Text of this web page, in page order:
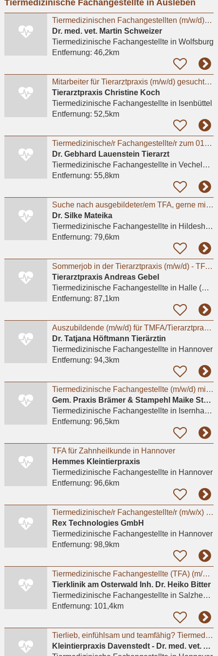
eingeben
Tiermedizinische Fachangestellte in Ausleben
Tiermedizinischen Fachangestellten (m/w/d) in unserer Kleintierarztpraxis in Fallersleben
Dr. med. vet. Martin Schweizer
Tiermedizinische Fachangestelltein Wolfsburg
Entfernung: 46,2km
Mitarbeiter für Tierarztpraxis (m/w/d) gesucht– flexible Arbeitszeiten, moderne Praxis
Tierarztpraxis Christine Koch
Tiermedizinische Fachangestelltein Isenbüttel
Entfernung: 52,5km
Tiermedizinische/r Fachangestellte/r zum 01.08.2026
Dr. Gebhard Lauenstein Tierarzt
Tiermedizinische Fachangestelltein Vechelde, Bodenstedt
Entfernung: 55,8km
Suche nach ausgebildeter/em TFA, gerne mit ZusatzqualifikationTierphysiotherapie
Dr. Silke Mateika
Tiermedizinische Fachangestelltein Hildesheim
Entfernung: 79,6km
Sommerjob in der Tierarztpraxis (m/w/d) - TFA oder Studierende Tiermedizin
Tierarztpraxis Andreas Gebel
Tiermedizinische Fachangestelltein Halle (Saale)
Entfernung: 87,1km
Auszubildende (m/w/d) für TMFA/Tierarztpraxis in Hannover gesucht
Dr. Tatjana Höftmann Tierärztin
Tiermedizinische Fachangestelltein Hannover
Entfernung: 94,3km
Tiermedizinische Fachangestellte (m/w/d) mit Leidenschaft für Kleintiere gesucht
Gem. Praxis Brämer & Stampehl Maike Stampehl Tierarztpraxis
Tiermedizinische Fachangestelltein Isernhagen, Farster Bauerschaft
Entfernung: 96,5km
TFA für Zahnheilkunde in Hannover
Hemmes Kleintierpraxis
Tiermedizinische Fachangestelltein Hannover
Entfernung: 96,6km
Tiermedizinische/r Fachangestellte/r (m/w/x) - Standort Hannover
Rex Technologies GmbH
Tiermedizinische Fachangestelltein Hannover
Entfernung: 98,9km
Tiermedizinische Fachangestellte (TFA) (m/w/d)
Tierklinik am Osterwald Inh. Dr. Heiko Bitter
Tiermedizinische Fachangestelltein Salzhemmendorf, Oldendorf
Entfernung: 101,4km
Tierlieb, einfühlsam und teamfähig? Tiermedizinische Fachangestellte(m/w/d), Tierpfleger*in
Kleintierpraxis Davenstedt - Dr. med. vet. Astrid Krause-Lürig